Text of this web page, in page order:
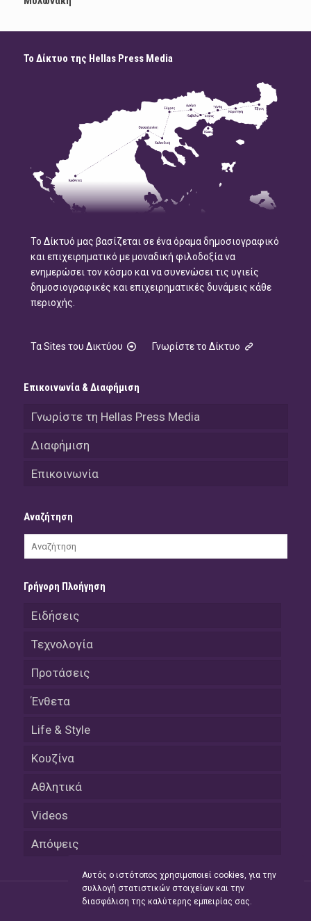
Το Δίκτυο της Hellas Press Media
Το Δίκτυό μας βασίζεται σε ένα όραμα δημοσιογραφικό
και επιχειρηματικό με μοναδική φιλοδοξία να
ενημερώσει τον κόσμο και να συνενώσει τις υγιείς
δημοσιογραφικές και επιχειρηματικές δυνάμεις κάθε
περιοχής.
Τα Sites του Δικτύου Γνωρίστε το Δίκτυο
Επικοινωνία & Διαφήμιση
Γνωρίστε τη Hellas Press Media
Διαφήμιση
Επικοινωνία
Αναζήτηση
Γρήγορη Πλοήγηση
Ειδήσεις
Τεχνολογία
Προτάσεις
Ένθετα
Life & Style
Κουζίνα
Αθλητικά
Videos
Απόψεις
Αυτός ο ιστότοπος χρησιμοποιεί cookies, για την
συλλογή στατιστικών στοιχείων και την
διασφάλιση της καλύτερης εμπειρίας σας.